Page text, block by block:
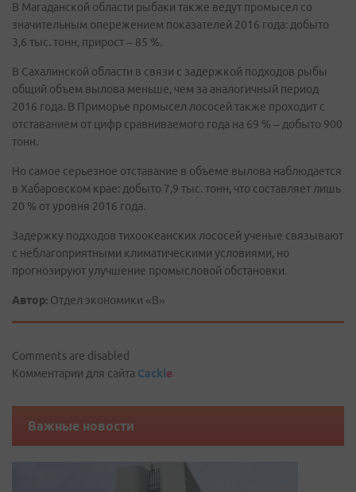
В Магаданской области рыбаки также ведут промысел со
значительным опережением показателей 2016 года: добыто
3,6 тыс. тонн, прирост – 85 %.
В Сахалинской области в связи с задержкой подходов рыбы
общий объем вылова меньше, чем за аналогичный период
2016 года. В Приморье промысел лососей также проходит с
отставанием от цифр сравниваемого года на 69 % – добыто 900
тонн.
Но самое серьезное отставание в объеме вылова наблюдается
в Хабаровском крае: добыто 7,9 тыс. тонн, что составляет лишь
20 % от уровня 2016 года.
Задержку подходов тихоокеанских лососей ученые связывают
с неблагоприятными климатическими условиями, но
прогнозируют улучшение промысловой обстановки.
Автор: Отдел экономики «В»
Comments are disabled
Комментарии для сайта Cackle
Важные новости